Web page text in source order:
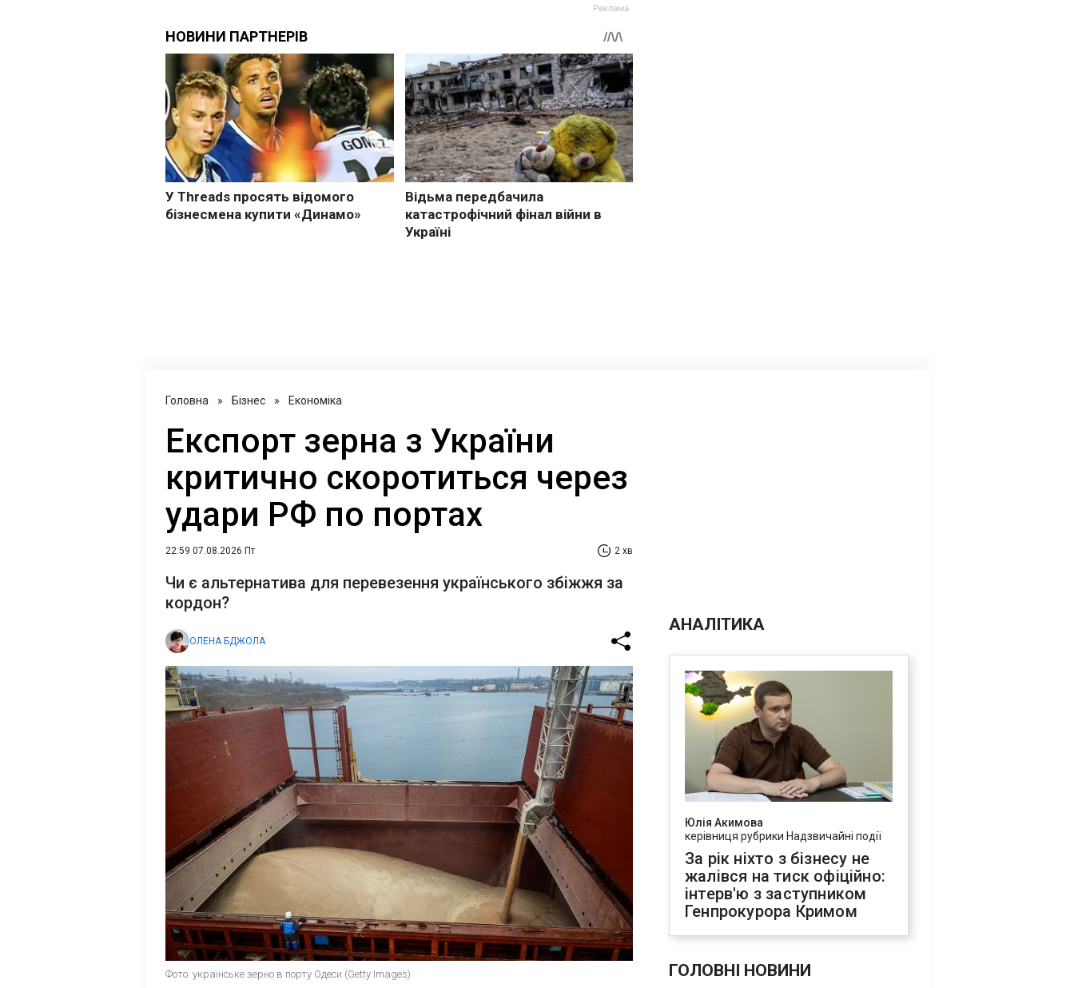
Головна » Бізнес » Економіка
Експорт зерна з України
критично скоротиться через
удари РФ по портах
22:59 07.08.2026 Пт 2 хв
Чи є альтернатива для перевезення українського збіжжя за
кордон?
ОЛЕНА БДЖОЛА
Фото: українське зерно в порту Одеси (Getty Images)
АНАЛІТИКА
Юлія Акимова
керівниця рубрики Надзвичайні події
За рік ніхто з бізнесу не
жалівся на тиск офіційно:
інтерв'ю з заступником
Генпрокурора Кримом
ГОЛОВНІ НОВИНИ